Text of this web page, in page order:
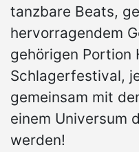
tanzbare Beats,
hervorragendem
gehörigen Portion
Schlagerfestival,
gemeinsam mit
einem Universum
werden!